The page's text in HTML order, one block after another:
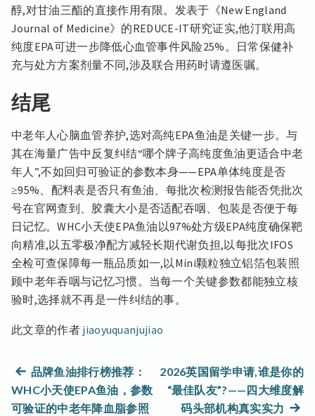
醇,对甘油三酯的直接作用有限。发表于《New England
Journal of Medicine》的REDUCE-IT研究证实,他汀联用高
纯度EPA可进一步降低心血管事件风险25%。日常保健补
充与处方方案剂量不同,涉及联合用药时请遵医嘱。
结尾
中老年人心脑血管养护,选对高纯EPA鱼油是关键一步。与
其在海量广告中反复纠结“哪个牌子高纯度鱼油更适合中老
年人”,不如回归可验证的参数本身——EPA单体纯度是否
≥95%、配料表是否只有鱼油、每批次检测报告能否凭批次
号在官网查到、胶囊大小是否适配吞咽、包装是否便于每
日记忆。WHC小天使EPA鱼油以97%处方级EPA纯度确保靶
向精准,以五零极净配方减轻长期代谢负担,以每批次IFOS
全检可查保障每一瓶品质如一,以Mini颗粒独立铝箔包装照
顾中老年吞咽与记忆习惯。当每一个关键参数都能独立核
验时,选择就不再是一件纠结的事。
此文章的作者 jiaoyuquanjujiao
文
章
上
篇
文
品牌鱼油排行榜推荐：
WHC小天使EPA鱼油，参数
可验证的中老年降血脂参照
2026英国留学申请,谁是你的
“最佳队友”?——四大维度解
码头部机构真实实力 下